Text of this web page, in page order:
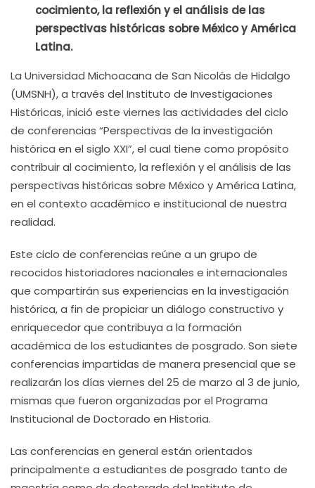
cocimiento, la reflexión y el análisis de las
perspectivas históricas sobre México y América
Latina.
La Universidad Michoacana de San Nicolás de Hidalgo
(UMSNH), a través del Instituto de Investigaciones
Históricas, inició este viernes las actividades del ciclo
de conferencias “Perspectivas de la investigación
histórica en el siglo XXI”, el cual tiene como propósito
contribuir al cocimiento, la reflexión y el análisis de las
perspectivas históricas sobre México y América Latina,
en el contexto académico e institucional de nuestra
realidad.
Este ciclo de conferencias reúne a un grupo de
recocidos historiadores nacionales e internacionales
que compartirán sus experiencias en la investigación
histórica, a fin de propiciar un diálogo constructivo y
enriquecedor que contribuya a la formación
académica de los estudiantes de posgrado. Son siete
conferencias impartidas de manera presencial que se
realizarán los días viernes del 25 de marzo al 3 de junio,
mismas que fueron organizadas por el Programa
Institucional de Doctorado en Historia.
Las conferencias en general están orientados
principalmente a estudiantes de posgrado tanto de